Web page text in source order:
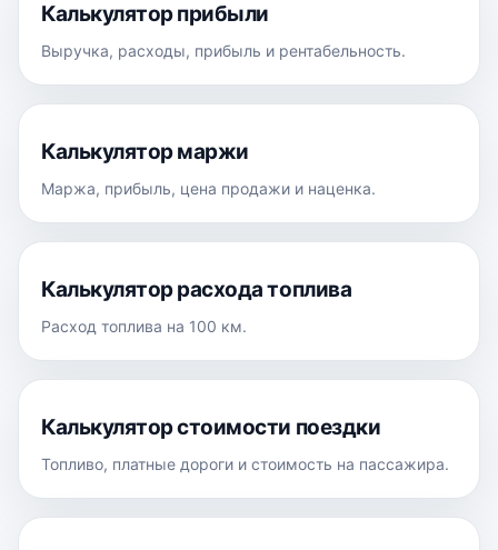
Калькулятор прибыли
Выручка, расходы, прибыль и рентабельность.
Калькулятор маржи
Маржа, прибыль, цена продажи и наценка.
Калькулятор расхода топлива
Расход топлива на 100 км.
Калькулятор стоимости поездки
Топливо, платные дороги и стоимость на пассажира.